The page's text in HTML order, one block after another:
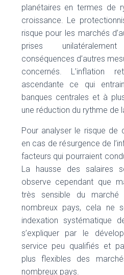
planétaires en termes de
croissance. Le
risque pour les marchés
prises
conséquences d’autres
concernés. L’inflation
ascendante ce qui
banques centrales et à
une réduction du rythme de
Pour analyser le risque de
en cas de résurgence de
facteurs qui pourraient
La hausse des salaires
observe cependant que
très sensible du
nombreux pays, cela ne
indexation systématique
s’expliquer par le
service peu qualifiés et
plus flexibles des
nombreux pays.